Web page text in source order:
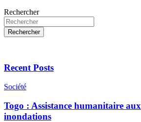
Rechercher
Rechercher
Recent Posts
Société
Togo : Assistance humanitaire
inondations